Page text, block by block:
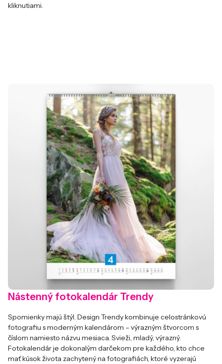
kliknutiami.
Nástenný fotokalendár Trendy
Spomienky majú štýl. Design Trendy kombinuje celostránkovú
fotografiu s moderným kalendárom – výrazným štvorcom s
číslom namiesto názvu mesiaca. Svieži, mladý, výrazný.
Fotokalendár je dokonalým darčekom pre každého, kto chce
mať kúsok života zachytený na fotografiách, ktoré vyzerajú